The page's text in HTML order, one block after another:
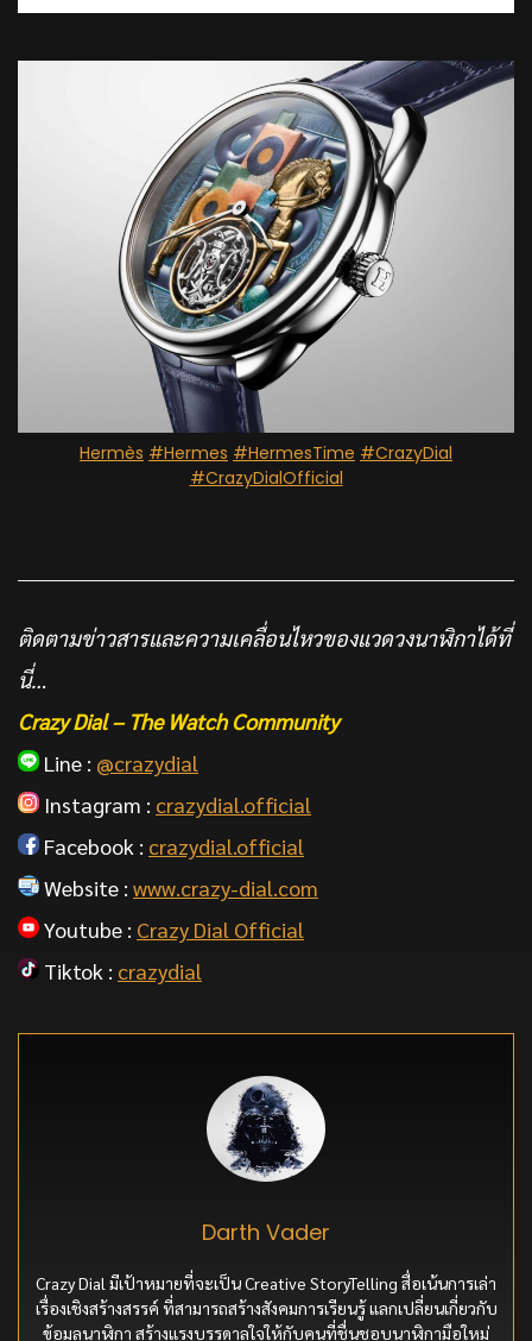
Hermès #Hermes #HermesTime #CrazyDial
#CrazyDialOfficial
ติดตามข่าวสารและความเคลื่อนไหวของแวดวงนาฬิกาได้ที่
นี่…
Crazy Dial – The Watch Community
Line : @crazydial
Instagram : crazydial.official
Facebook : crazydial.official
Website : www.crazy-dial.com
Youtube : Crazy Dial Official
Tiktok : crazydial
Darth Vader
Crazy Dial มีเป้าหมายที่จะเป็น Creative StoryTelling สื่อเน้นการเล่า
เรื่องเชิงสร้างสรรค์ ที่สามารถสร้างสังคมการเรียนรู้ แลกเปลี่ยนเกี่ยวกับ
ข้อมูลนาฬิกา สร้างแรงบรรดาลใจให้กับคนที่ชื่นชอบนาฬิกามือใหม่